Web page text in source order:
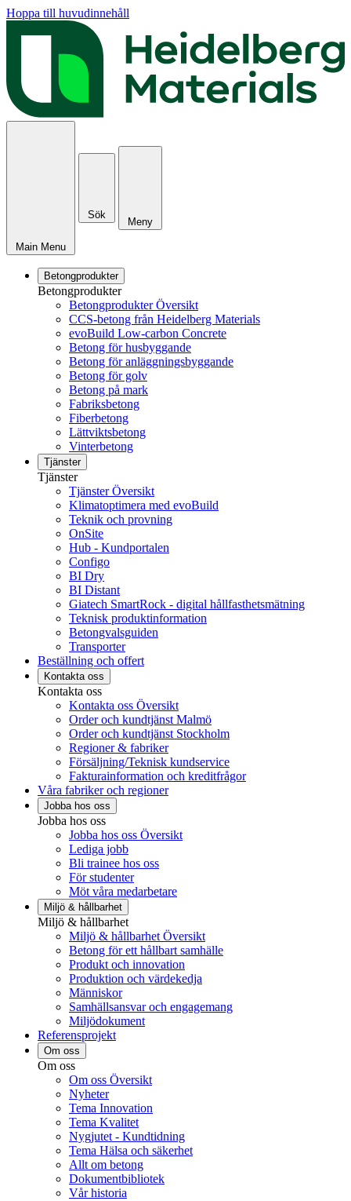
Hoppa till huvudinnehåll
Main Menu
Sök
Meny
Betongprodukter
Betongprodukter
Betongprodukter Översikt
CCS-betong från Heidelberg Materials
evoBuild Low-carbon Concrete
Betong för husbyggande
Betong för anläggningsbyggande
Betong för golv
Betong på mark
Fabriksbetong
Fiberbetong
Lättviktsbetong
Vinterbetong
Tjänster
Tjänster
Tjänster Översikt
Klimatoptimera med evoBuild
Teknik och provning
OnSite
Hub - Kundportalen
Configo
BI Dry
BI Distant
Giatech SmartRock - digital hållfasthetsmätning
Teknisk produktinformation
Betongvalsguiden
Transporter
Beställning och offert
Kontakta oss
Kontakta oss
Kontakta oss Översikt
Order och kundtjänst Malmö
Order och kundtjänst Stockholm
Regioner & fabriker
Försäljning/Teknisk kundservice
Fakturainformation och kreditfrågor
Våra fabriker och regioner
Jobba hos oss
Jobba hos oss
Jobba hos oss Översikt
Lediga jobb
Bli trainee hos oss
För studenter
Möt våra medarbetare
Miljö & hållbarhet
Miljö & hållbarhet
Miljö & hållbarhet Översikt
Betong för ett hållbart samhälle
Produkt och innovation
Produktion och värdekedja
Människor
Samhällsansvar och engagemang
Miljödokument
Referensprojekt
Om oss
Om oss
Om oss Översikt
Nyheter
Tema Innovation
Tema Kvalitet
Nygjutet - Kundtidning
Tema Hälsa och säkerhet
Allt om betong
Dokumentbibliotek
Vår historia